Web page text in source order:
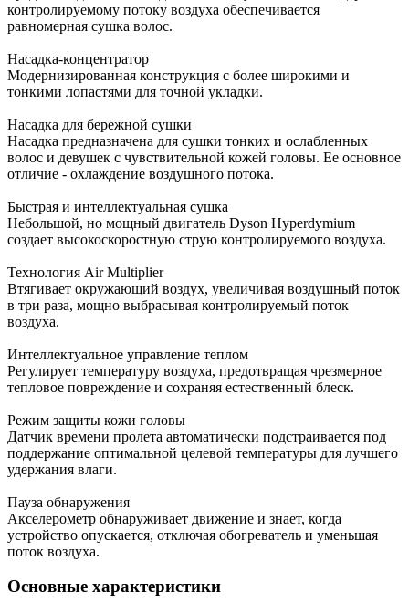
контролируемому потоку воздуха обеспечивается
равномерная сушка волос.
Насадка-концентратор
Модернизированная конструкция с более широкими и
тонкими лопастями для точной укладки.
Насадка для бережной сушки
Насадка предназначена для сушки тонких и ослабленных
волос и девушек с чувствительной кожей головы. Ее основное
отличие - охлаждение воздушного потока.
Быстрая и интеллектуальная сушка
Небольшой, но мощный двигатель Dyson Hyperdymium
создает высокоскоростную струю контролируемого воздуха.
Технология Air Multiplier
Втягивает окружающий воздух, увеличивая воздушный поток
в три раза, мощно выбрасывая контролируемый поток
воздуха.
Интеллектуальное управление теплом
Регулирует температуру воздуха, предотвращая чрезмерное
тепловое повреждение и сохраняя естественный блеск.
Режим защиты кожи головы
Датчик времени пролета автоматически подстраивается под
поддержание оптимальной целевой температуры для лучшего
удержания влаги.
Пауза обнаружения
Акселерометр обнаруживает движение и знает, когда
устройство опускается, отключая обогреватель и уменьшая
поток воздуха.
Основные характеристики